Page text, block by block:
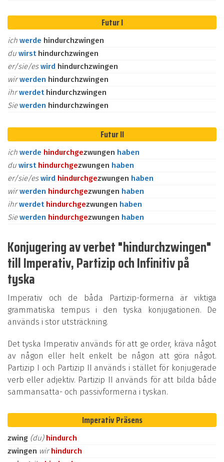
Futur I
ich werde hindurchzwingen
du wirst hindurchzwingen
er/sie/eswird hindurchzwingen
wirwerden hindurchzwingen
ihrwerdet hindurchzwingen
Siewerden hindurchzwingen
Futur II
ich werde hindurchgezwungen haben
du wirst hindurchgezwungen haben
er/sie/eswird hindurchgezwungen haben
wirwerden hindurchgezwungen haben
ihrwerdet hindurchgezwungen haben
Siewerden hindurchgezwungen haben
Konjugering av verbet "hindurchzwingen"
till Imperativ, Partizip och Infinitiv på
tyska
Imperativ och de båda Partizip-formerna är viktiga
grammatiska tempus i den tyska konjugationen. De
används i stor utsträckning.
Det tyska Imperativ används för att ge order, kräva något
av någon eller helt enkelt be någon att göra något.
Partizip I och Partizip II används i stället för konjugerade
verb eller adjektiv. Partizip II används för att bilda både
sammansatta- och passivformerna i tyskan.
Imperativ Präsens
zwing (du) hindurch
zwingen wirhindurch